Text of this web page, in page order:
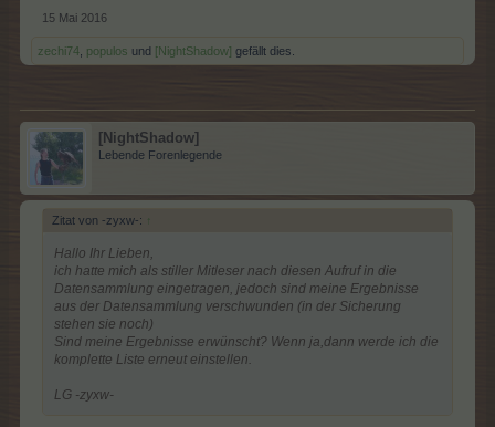
15 Mai 2016
zechi74 populos und [NightShadow] gefällt dies.
[NightShadow]
Lebende Forenlegende
Zitat von -zyxw-: ↑
Hallo Ihr Lieben,
ich hatte mich als stiller Mitleser nach diesen Aufruf in die
Datensammlung eingetragen, jedoch sind meine Ergebnisse
aus der Datensammlung verschwunden (in der Sicherung
stehen sie noch)
Sind meine Ergebnisse erwünscht? Wenn ja,dann werde ich die
komplette Liste erneut einstellen.
LG -zyxw-